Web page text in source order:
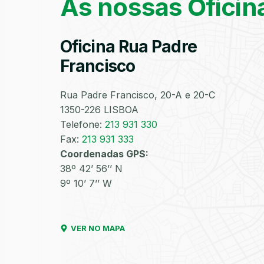
As nossas
Oficina Rua Padre
Francisco
Rua Padre Francisco, 20-A e 20-C
1350-226 LISBOA
Telefone: 213 931 330
Fax: 213 931 333
Coordenadas GPS:
38º 42’ 56’’ N
9º 10’ 7’’ W
VER NO MAPA